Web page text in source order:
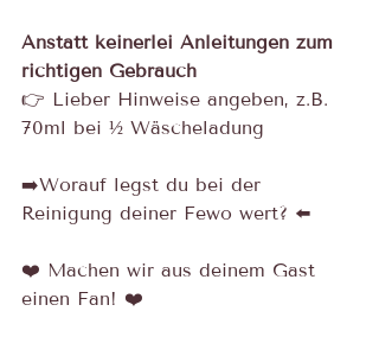
Anstatt keinerlei Anleitungen zum
richtigen Gebrauch
👉 Lieber Hinweise angeben, z.B.
70ml bei ½ Wäscheladung
➡️Worauf legst du bei der
Reinigung deiner Fewo wert? ⬅️
❤️ Machen wir aus deinem Gast
einen Fan! ❤️